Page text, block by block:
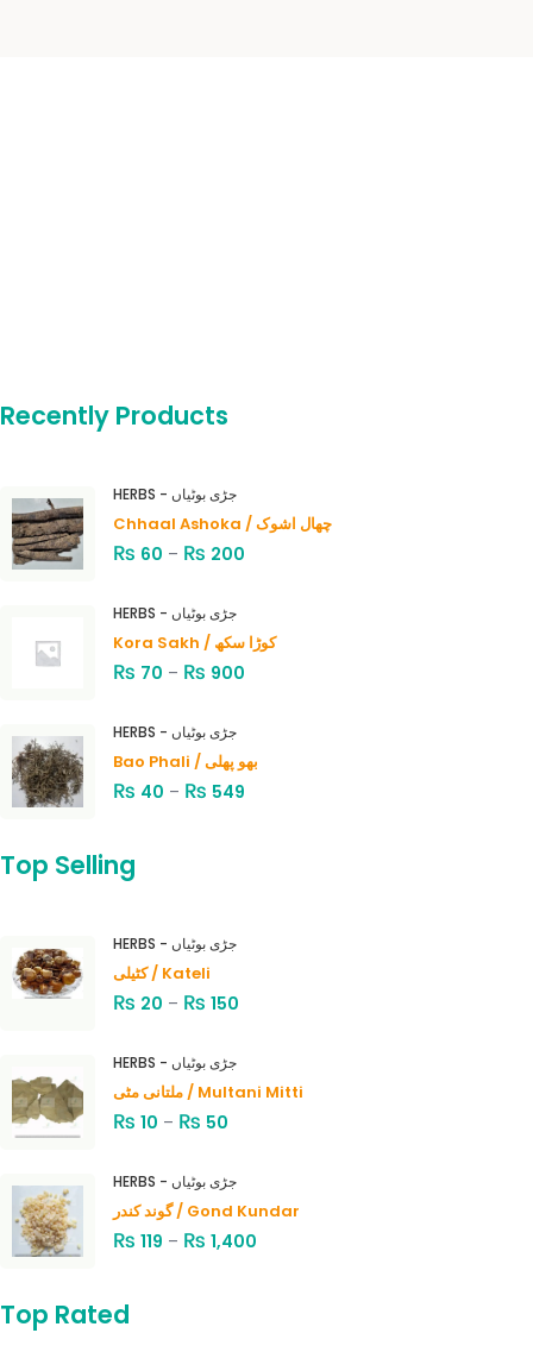
Recently Products
HERBS - جڑی بوٹیاں
Chhaal Ashoka / چھال اشوک
₨ 60 – ₨ 200
HERBS - جڑی بوٹیاں
Kora Sakh / کوڑا سکھ
₨ 70 – ₨ 900
HERBS - جڑی بوٹیاں
Bao Phali / بھو پھلی
₨ 40 – ₨ 549
Top Selling
HERBS - جڑی بوٹیاں
کٹیلی / Kateli
₨ 20 – ₨ 150
HERBS - جڑی بوٹیاں
ملتانی مٹی / Multani Mitti
₨ 10 – ₨ 50
HERBS - جڑی بوٹیاں
گوند کندر / Gond Kundar
₨ 119 – ₨ 1,400
Top Rated